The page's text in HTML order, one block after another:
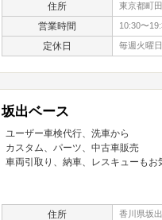
住所 東京都町
営業時間 10:30〜
定休日 毎週火曜
坂出ベース
ユーザー車検代行、洗車から
カスタム、パーツ、中古車販売
車両引取り、納車、レスキューもお
住所 香川県坂